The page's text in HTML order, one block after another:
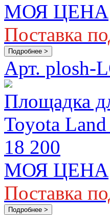
МОЯ ЦЕНА
Поставка
Подробнее >
Арт. plosh-
Площадка
Toyota
18 200
МОЯ ЦЕНА
Поставка
Подробнее >